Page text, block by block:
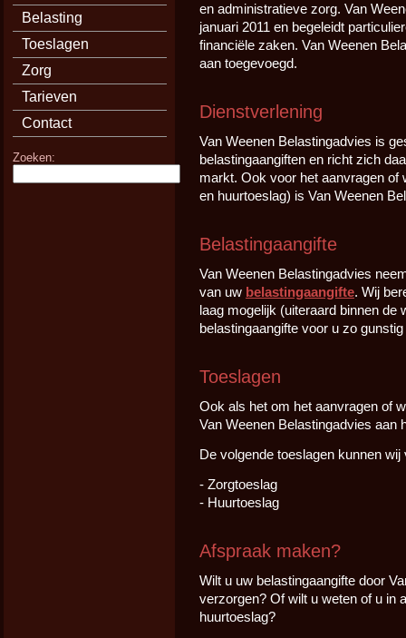
Belasting
Toeslagen
Zorg
Tarieven
Contact
Zoeken:
en administratieve zorg. Van
januari 2011 en begeleidt
financiële zaken. Van Weenen
aan toegevoegd.
Dienstverlening
Van Weenen Belastingadvies is
belastingaangiften en richt zich
markt. Ook voor het aanvragen of
en huurtoeslag) is Van Weenen
Belastingaangifte
Van Weenen Belastingadvies
van uw belastingaangifte. Wij
laag mogelijk (uiteraard binnen de
belastingaangifte voor u zo
Toeslagen
Ook als het om het aanvragen of
Van Weenen Belastingadvies aan
De volgende toeslagen kunnen
- Zorgtoeslag
- Huurtoeslag
Afspraak maken?
Wilt u uw belastingaangifte door
verzorgen? Of wilt u weten of u in
huurtoeslag?